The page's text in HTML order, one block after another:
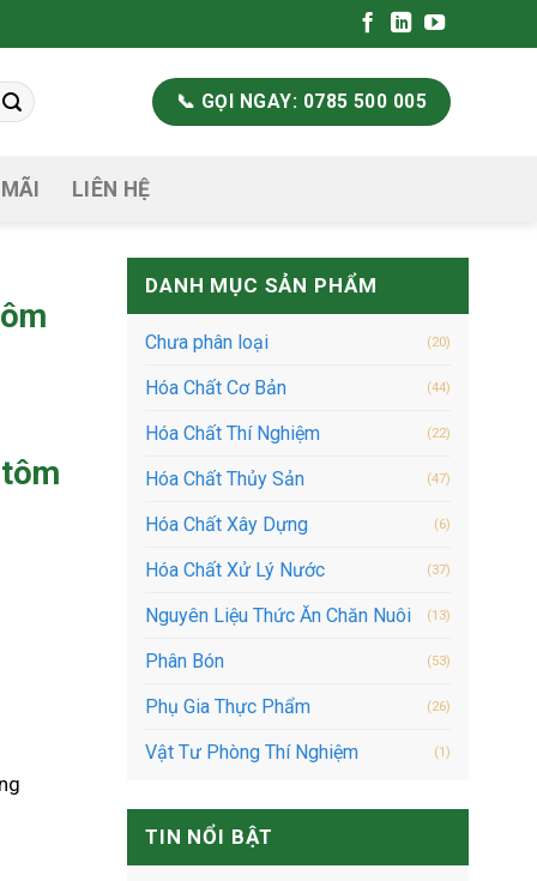
📞 GỌI NGAY: 0785 500 005
LIÊN HỆ
DANH MỤC SẢN PHẨM
Chưa phân loại (20)
Hóa Chất Cơ Bản (44)
Hóa Chất Thí Nghiệm (22)
Hóa Chất Thủy Sản (47)
Hóa Chất Xây Dựng (6)
Hóa Chất Xử Lý Nước (37)
Nguyên Liệu Thức Ăn Chăn Nuôi (13)
Phân Bón (53)
Phụ Gia Thực Phẩm (26)
Vật Tư Phòng Thí Nghiệm (1)
TIN NỔI BẬT